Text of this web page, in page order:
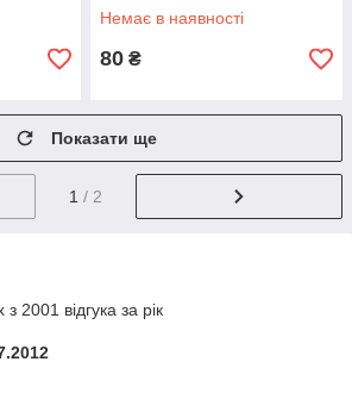
Немає в наявності
80 ₴
Показати ще
1 / 2
2001 відгука за рік